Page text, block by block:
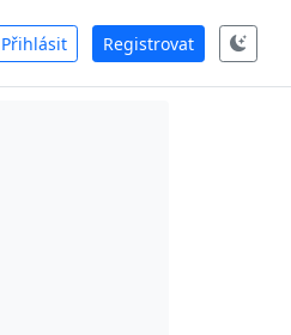
Přihlásit Registrovat